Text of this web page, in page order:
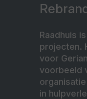
Raadhuis
projecten.
voor
voorbeeld
in